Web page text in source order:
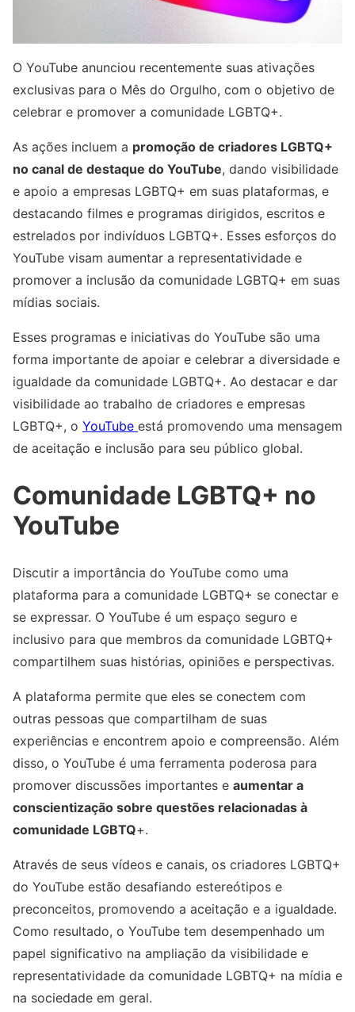
O YouTube anunciou recentemente suas ativações
exclusivas para o Mês do Orgulho, com o objetivo de
celebrar e promover a comunidade LGBTQ+.
As ações incluem a promoção de criadores LGBTQ+
no canal de destaque do YouTube, dando visibilidade
e apoio a empresas LGBTQ+ em suas plataformas, e
destacando filmes e programas dirigidos, escritos e
estrelados por indivíduos LGBTQ+. Esses esforços do
YouTube visam aumentar a representatividade e
promover a inclusão da comunidade LGBTQ+ em suas
mídias sociais.
Esses programas e iniciativas do YouTube são uma
forma importante de apoiar e celebrar a diversidade e
igualdade da comunidade LGBTQ+. Ao destacar e dar
visibilidade ao trabalho de criadores e empresas
LGBTQ+, o YouTube está promovendo uma mensagem
de aceitação e inclusão para seu público global.
Comunidade LGBTQ+ no
YouTube
Discutir a importância do YouTube como uma
plataforma para a comunidade LGBTQ+ se conectar e
se expressar. O YouTube é um espaço seguro e
inclusivo para que membros da comunidade LGBTQ+
compartilhem suas histórias, opiniões e perspectivas.
A plataforma permite que eles se conectem com
outras pessoas que compartilham de suas
experiências e encontrem apoio e compreensão. Além
disso, o YouTube é uma ferramenta poderosa para
promover discussões importantes e aumentar a
conscientização sobre questões relacionadas à
comunidade LGBTQ+.
Através de seus vídeos e canais, os criadores LGBTQ+
do YouTube estão desafiando estereótipos e
preconceitos, promovendo a aceitação e a igualdade.
Como resultado, o YouTube tem desempenhado um
papel significativo na ampliação da visibilidade e
representatividade da comunidade LGBTQ+ na mídia e
na sociedade em geral.